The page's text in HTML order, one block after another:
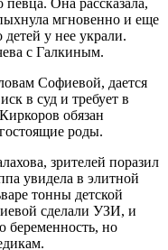
Она рассказала,
мгновенно и еще
у нее украли.
с Галкиным.
Софиевой, дается
в суд и требует в
обязан
роды.
зрителей поразил
увидела в элитной
тонны детской
сделали УЗИ, и
беременность, но